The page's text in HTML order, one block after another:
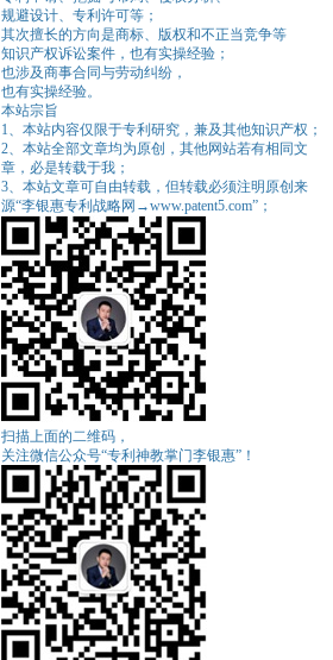
规避设计、专利许可等；
其次擅长的方向是商标、版权和不正当竞争等
知识产权诉讼案件，也有实操经验；
也涉及商事合同与劳动纠纷，
也有实操经验。
本站宗旨
1、本站内容仅限于专利研究，兼及其他知识产权；
2、本站全部文章均为原创，其他网站若有相同文
章，必是转载于我；
3、本站文章可自由转载，但转载必须注明原创来
源“李银惠专利战略网→www.patent5.com”；
扫描上面的二维码，
关注微信公众号“专利神教掌门李银惠”！